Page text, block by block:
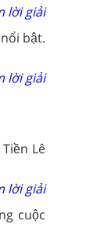
lời giải
bật.
lời giải
Lê
lời giải
cuộc